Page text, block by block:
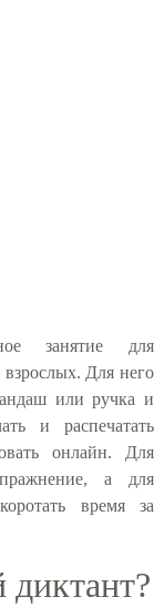
занятие для
Для него
или ручка и
и распечатать
онлайн. Для
а для
время за
диктант?